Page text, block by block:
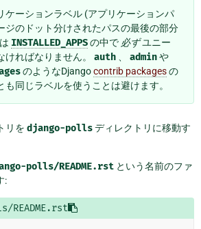
ケーションラベル (アプリケーションパ
ジのドット分けされたパスの最後の部分
INSTALLED_APPSの中で 必ずユニー
ければなりません。 auth adminや
のようなDjangocontrib packagesの
も同じラベルを使うことは避けます。
リを django-pollsディレクトリに移動す
polls/README.rst という名前のファ
:
README.rst